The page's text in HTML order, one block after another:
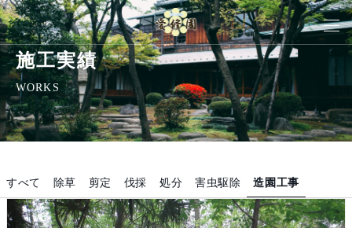
施工実績
WORKS
すべて 除草 剪定 伐採 処分 害虫駆除 造園工事